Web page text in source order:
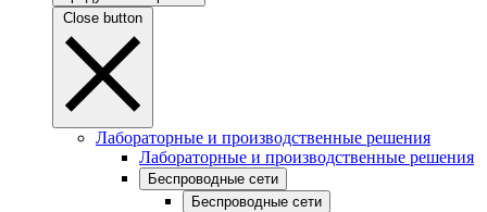
Close button
Лабораторные и производственные решения
Лабораторные и производственные решения
Беспроводные сети
Беспроводные сети